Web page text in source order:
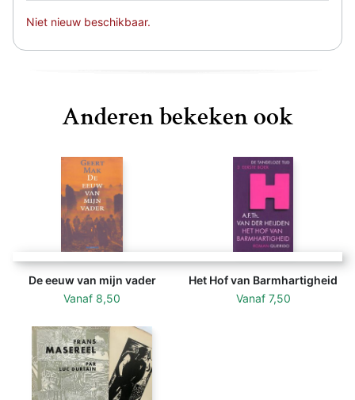
Niet nieuw beschikbaar.
Anderen bekeken ook
De eeuw van mijn vader
Vanaf 8,50
Het Hof van Barmhartigheid
Vanaf 7,50